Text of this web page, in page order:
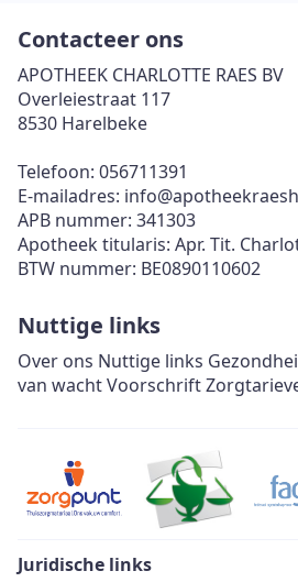
Contacteer ons
APOTHEEK CHARLOTTE RAES BV
Overleiestraat 117
8530 Harelbeke
Telefoon: 056711391
E-mailadres: info@
APB nummer: 341303
Apotheek titularis: Apr. Tit.
BTW nummer: BE0890110602
Nuttige links
Over ons Nuttige links
van wachtVoorschrift
Juridische links